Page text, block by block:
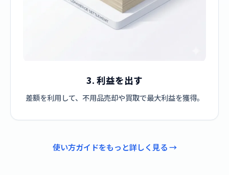
3. 利益を出す
差額を利用して、不用品売却や買取で最大利益を獲得。
使い方ガイドをもっと詳しく見る →